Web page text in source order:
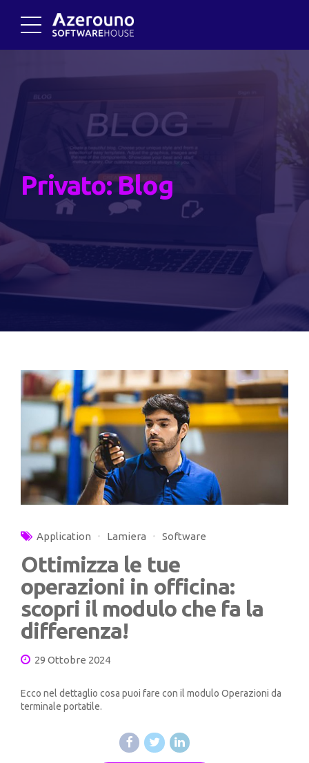
Privato: Blog
Application Lamiera Software
Ottimizza le tue
operazioni in officina:
scopri il modulo che fa la
differenza!
29 Ottobre 2024
Ecco nel dettaglio cosa puoi fare con il modulo Operazioni da
terminale portatile.